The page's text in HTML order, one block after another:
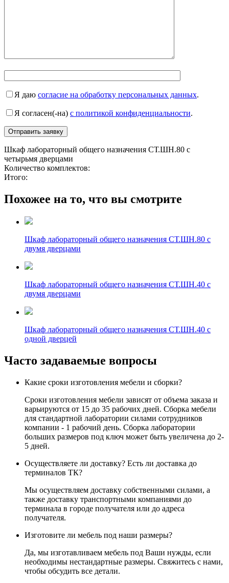
Я даю согласие на обработку персональных данных.
Я согласен(-на) с политикой конфиденциальности.
Шкаф лабораторный общего назначения СТ.ШН.80 с
четырьмя дверцами
Количество комплектов:
Итого:
Похожее на то, что вы смотрите
Шкаф лабораторный общего назначения СТ.ШН.80 с
двумя дверцами
Шкаф лабораторный общего назначения СТ.ШН.40 с
двумя дверцами
Шкаф лабораторный общего назначения СТ.ШН.40 с
одной дверцей
Часто задаваемые вопросы
Какие сроки изготовления мебели и сборки?
Сроки изготовления мебели зависят от объема заказа и
варьируются от 15 до 35 рабочих дней. Сборка мебели
для стандартной лаборатории силами сотрудников
компании - 1 рабочий день. Сборка лаборатории
больших размеров под ключ может быть увеличена до 2-
5 дней.
Осуществляете ли доставку? Есть ли доставка до
терминалов ТК?
Мы осуществляем доставку собственными силами, а
также доставку транспортными компаниями до
терминала в городе получателя или до адреса
получателя.
Изготовите ли мебель под наши размеры?
Да, мы изготавливаем мебель под Ваши нужды, если
необходимы нестандартные размеры. Свяжитесь с нами,
чтобы обсудить все детали.